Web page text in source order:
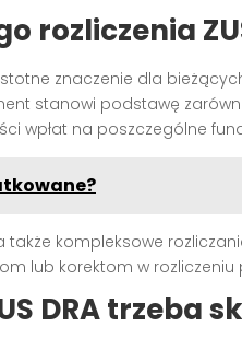
rozliczenia
istotne znaczenie dla
stanowi podstawę
wpłat na poszczególne
także kompleksowe
lub korektom w
DRA trzeba